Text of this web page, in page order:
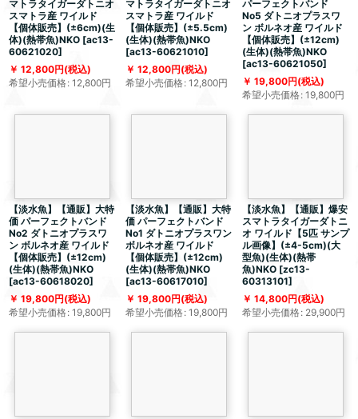
マトラタイガーダトニオ
スマトラ産 ワイルド
【個体販売】(±6cm)(生
体)(熱帯魚)NKO [ac13-
60621020]
12,800円(税込)
希望小売価格: 12,800円
マトラタイガーダトニオ
スマトラ産 ワイルド
【個体販売】(±5.5cm)
(生体)(熱帯魚)NKO
[ac13-60621010]
12,800円(税込)
希望小売価格: 12,800円
パーフェクトバンド
No5 ダトニオプラスワ
ン ボルネオ産 ワイルド
【個体販売】(±12cm)
(生体)(熱帯魚)NKO
[ac13-60621050]
19,800円(税込)
希望小売価格: 19,800円
【淡水魚】【通販】大特
価 パーフェクトバンド
No2 ダトニオプラスワ
ン ボルネオ産 ワイルド
【個体販売】(±12cm)
(生体)(熱帯魚)NKO
[ac13-60618020]
19,800円(税込)
希望小売価格: 19,800円
【淡水魚】【通販】大特
価 パーフェクトバンド
No1 ダトニオプラスワン
ボルネオ産 ワイルド
【個体販売】(±12cm)
(生体)(熱帯魚)NKO
[ac13-60617010]
19,800円(税込)
希望小売価格: 19,800円
【淡水魚】【通販】爆安
スマトラタイガーダトニ
オ ワイルド【5匹 サンプ
ル画像】(±4-5cm)(大
型魚)(生体)(熱帯
魚)NKO [zc13-
60313101]
14,800円(税込)
希望小売価格: 29,900円